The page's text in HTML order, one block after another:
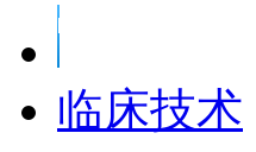
临床技术